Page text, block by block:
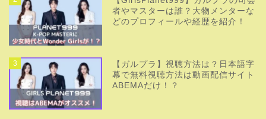
者やマスターは誰？大物メンターな
どのプロフィールや経歴を紹介！
3
【ガルプラ】視聴方法は？日本語字
幕で無料視聴方法は動画配信サイト
ABEMAだけ！？